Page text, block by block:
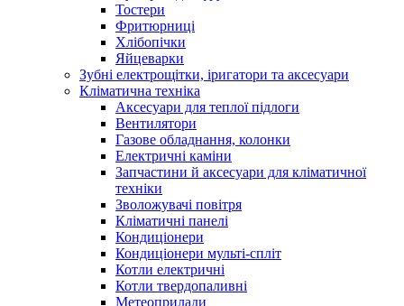
Тостери
Фритюрниці
Хлібопічки
Яйцеварки
Зубні електрощітки, іригатори та аксесуари
Кліматична техніка
Аксесуари для теплої підлоги
Вентилятори
Газове обладнання, колонки
Електричні каміни
Запчастини й аксесуари для кліматичної
техніки
Зволожувачі повітря
Кліматичні панелі
Кондиціонери
Кондиціонери мульті-спліт
Котли електричні
Котли твердопаливні
Метеоприлади